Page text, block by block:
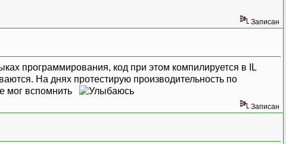
Записан
программирования, код при этом компилируется в IL
На днях протестирую производительность по
мог вспомнить
Записан